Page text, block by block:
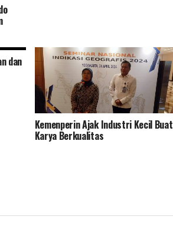
dan
Kemenperin Ajak Industri Kecil Buat
Karya Berkualitas